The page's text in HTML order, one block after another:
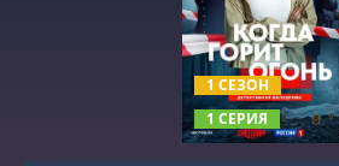
1 СЕЗОН
1 СЕРИЯ
СМОТРЕТЬ ОНЛАЙН